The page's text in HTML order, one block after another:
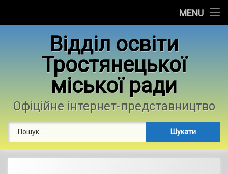
MENU
Контакти
Фотогалерея
Відділ освіти
Тростянецької
міської ради
Офіційне інтернет-представництво